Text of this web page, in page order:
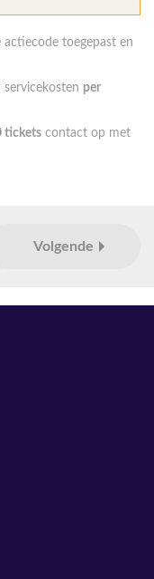
actiecode toegepast en
servicekosten per
tickets contact op met
Volgende